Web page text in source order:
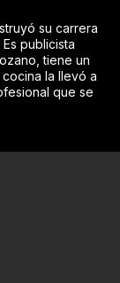
su carrera
publicista
tiene un
la llevó a
que se